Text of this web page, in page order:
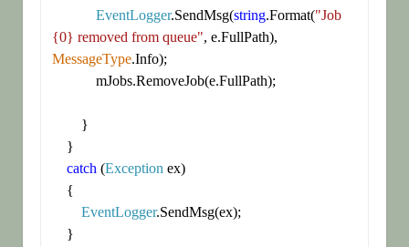
EventLogger.SendMsg(string.Format("Job
{0} removed from queue"
MessageType.Info);
catch (Exception ex)
EventLogger.SendMsg(ex);